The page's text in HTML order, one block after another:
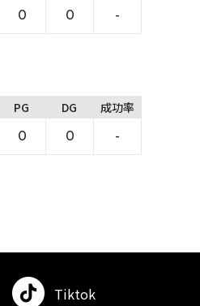
0 0 -
PG DG 成功率
0 0 -
Tiktok